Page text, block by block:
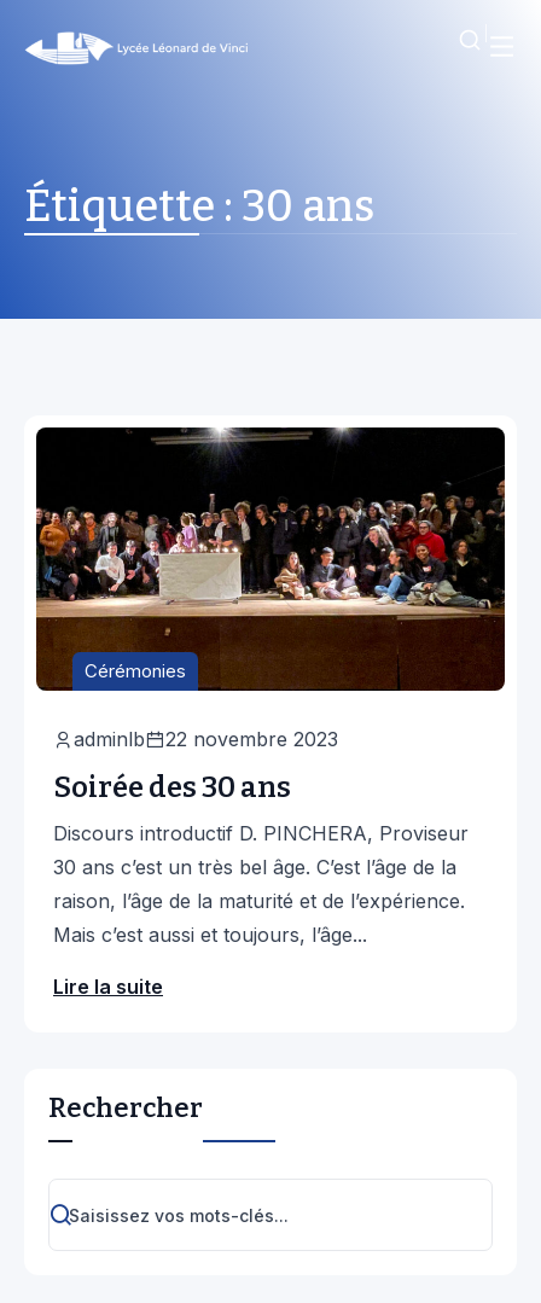
Étiquette : 30 ans
Cérémonies
adminlb 22 novembre 2023
Soirée des 30 ans
Discours introductif D. PINCHERA, Proviseur
30 ans c’est un très bel âge. C’est l’âge de la
raison, l’âge de la maturité et de l’expérience.
Mais c’est aussi et toujours, l’âge...
Lire la suite
Rechercher